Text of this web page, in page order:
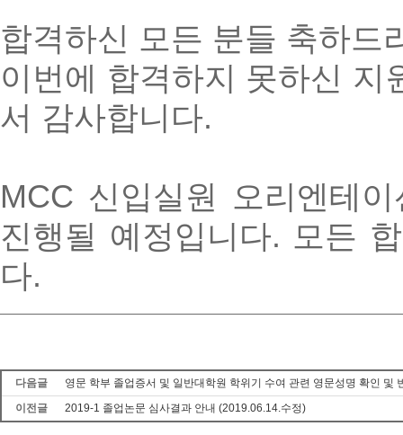
합격하신 모든 분들 축하드
이번에 합격하지 못하신 지
서 감사합니다.
MCC 신입실원 오리엔테이
진행될 예정입니다. 모든
다.
다음글
영문 학부 졸업증서 및 일반대학원 학위기 수여 관련 영문성명 확인 및
이전글
2019-1 졸업논문 심사결과 안내 (2019.06.14.수정)